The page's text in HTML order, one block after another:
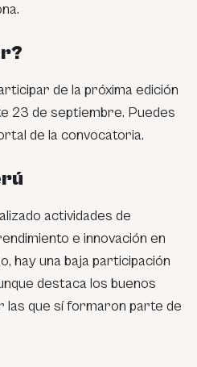
de la próxima edición
23 de septiembre. Puedes
de la convocatoria.
actividades de
e innovación en
hay una baja participación
destaca los buenos
las que sí formaron parte de